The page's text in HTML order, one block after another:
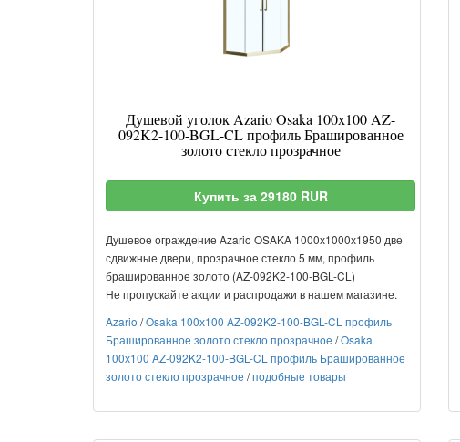
Душевой уголок Azario Osaka 100х100 AZ-
092K2-100-BGL-CL профиль Брашированное
золото стекло прозрачное
Купить за 29180 RUR
Душевое ограждение Azario OSAKA 1000х1000х1950 две
сдвижные двери, прозрачное стекло 5 мм, профиль
брашированное золото (AZ-092K2-100-BGL-CL)
Не пропускайте акции и распродажи в нашем магазине.
Azario /Osaka 100х100 AZ-092K2-100-BGL-CL профиль
Брашированное золото стекло прозрачное /Osaka
100х100 AZ-092K2-100-BGL-CL профиль Брашированное
золото стекло прозрачное /подобные товары